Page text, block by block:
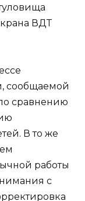
ВДТ
сообщаемой
сравнению
В то же
работы
с